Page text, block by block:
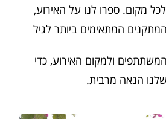
מקום. ספרו לנו על האירוע,
המתאימים ביותר לגיל
ולמקום האירוע, כדי
הנאה מרבית.